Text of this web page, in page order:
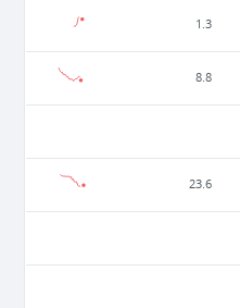
1.3
8.8
23.6